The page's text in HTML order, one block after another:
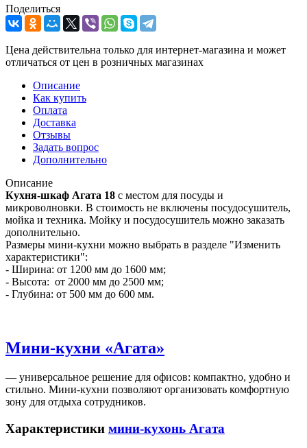
Поделиться
Цена действительна только для интернет-магазина и может
отличаться от цен в розничных магазинах
Описание
Как купить
Оплата
Доставка
Отзывы
Задать вопрос
Дополнительно
Описание
Кухня-шкаф Агата 18 с местом для посуды и
микроволновки. В стоимость не включены посудосушитель,
мойка и техника. Мойку и посудосушитель можно заказать
дополнительно.
Размеры мини-кухни можно выбрать в разделе "Изменить
характеристики":
- Ширина: от 1200 мм до 1600 мм;
- Высота: от 2000 мм до 2500 мм;
- Глубина: от 500 мм до 600 мм.
Мини-кухни «Агата»
— универсальное решение для офисов: компактно, удобно и
стильно. Мини-кухни позволяют организовать комфортную
зону для отдыха сотрудников.
Характеристики мини-кухонь Агата